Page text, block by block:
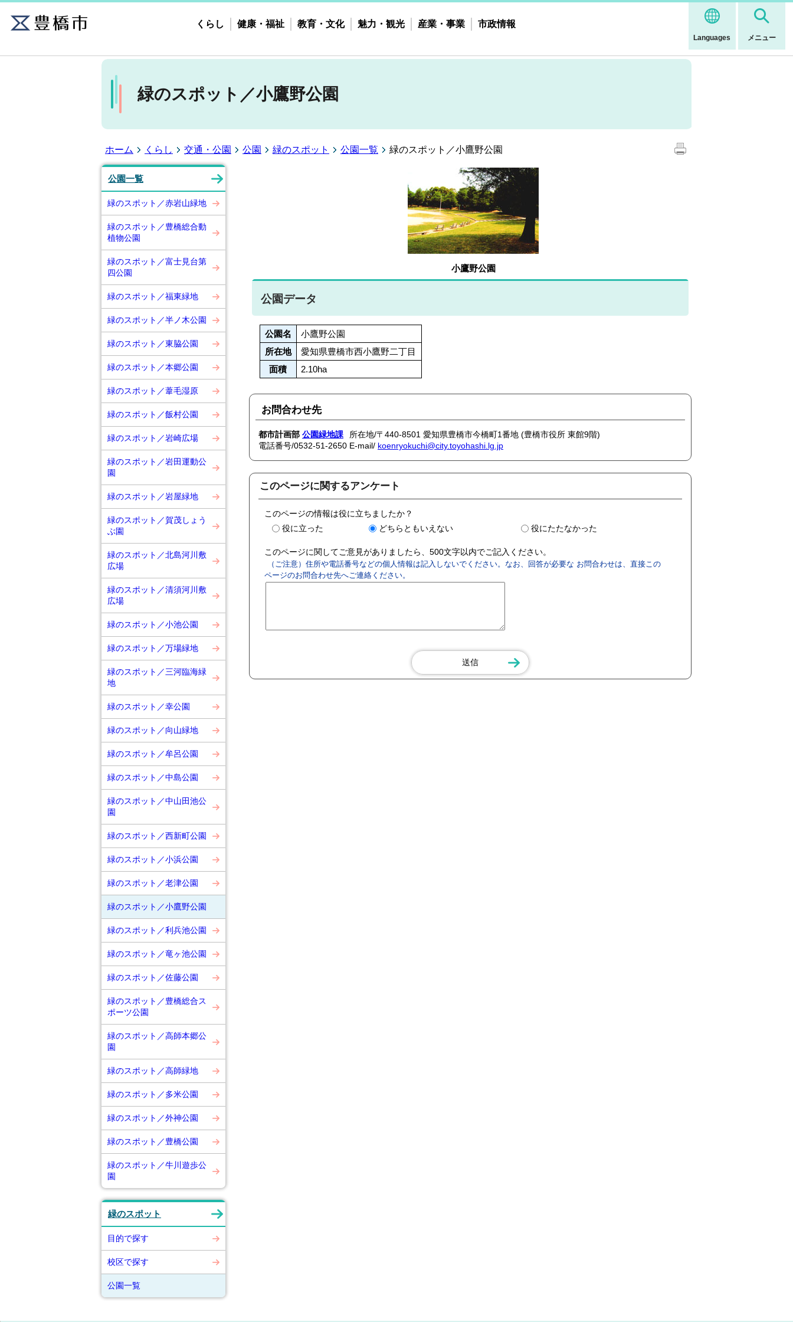
Languages メニュー
くらし 健康・福祉 教育・文化 魅力・観光 産業・事業 市政情報
緑のスポット／小鷹野公園
ホーム くらし 交通・公園 公園 緑のスポット 公園一覧 緑のスポット／小鷹野公園
公園一覧
緑のスポット／赤岩山緑地
緑のスポット／豊橋総合動
植物公園
緑のスポット／富士見台第
四公園
緑のスポット／福東緑地
緑のスポット／半ノ木公園
緑のスポット／東脇公園
緑のスポット／本郷公園
緑のスポット／葦毛湿原
緑のスポット／飯村公園
緑のスポット／岩崎広場
緑のスポット／岩田運動公
園
緑のスポット／岩屋緑地
緑のスポット／賀茂しょう
ぶ園
緑のスポット／北島河川敷
広場
緑のスポット／清須河川敷
広場
緑のスポット／小池公園
緑のスポット／万場緑地
緑のスポット／三河臨海緑
地
緑のスポット／幸公園
緑のスポット／向山緑地
緑のスポット／牟呂公園
緑のスポット／中島公園
緑のスポット／中山田池公
園
緑のスポット／西新町公園
緑のスポット／小浜公園
緑のスポット／老津公園
緑のスポット／小鷹野公園
緑のスポット／利兵池公園
緑のスポット／竜ヶ池公園
緑のスポット／佐藤公園
緑のスポット／豊橋総合ス
ポーツ公園
緑のスポット／高師本郷公
園
緑のスポット／高師緑地
緑のスポット／多米公園
緑のスポット／外神公園
緑のスポット／豊橋公園
緑のスポット／牛川遊歩公
園
緑のスポット
目的で探す
校区で探す
公園一覧
小鷹野公園
公園データ
公園名
小鷹野公園
所在地
愛知県豊橋市西小鷹野二丁目
面積
2.10ha
お問合わせ先
都市計画部 公園緑地課
所在地/〒440-8501 愛知県豊橋市今橋町1番地 (豊橋市役所 東館9階)
電話番号/0532-51-2650 E-mail/ koenryokuchi@city.toyohashi.lg.jp
このページに関するアンケート
このページの情報は役に立ちましたか？
役に立った
どちらともいえない 役にたたなかった
このページに関してご意見がありましたら、500文字以内でご記入ください。
（ご注意）住所や電話番号などの個人情報は記入しないでください。なお、回答が必要な お問合わせは、直接この
ページのお問合わせ先へご連絡ください。